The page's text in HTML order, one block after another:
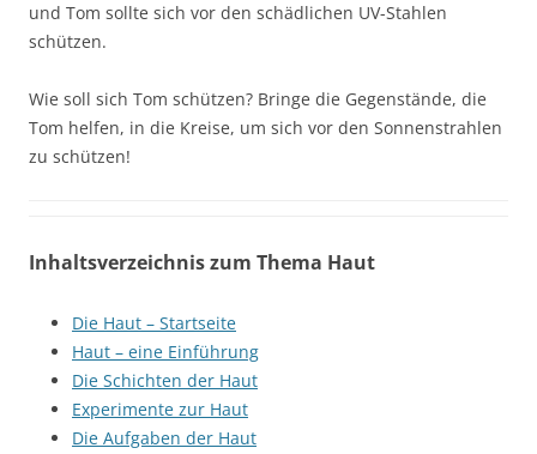
und Tom sollte sich vor den schädlichen UV-Stahlen
schützen.
Wie soll sich Tom schützen? Bringe die Gegenstände, die
Tom helfen, in die Kreise, um sich vor den Sonnenstrahlen
zu schützen!
Inhaltsverzeichnis zum Thema Haut
Die Haut – Startseite
Haut – eine Einführung
Die Schichten der Haut
Experimente zur Haut
Die Aufgaben der Haut